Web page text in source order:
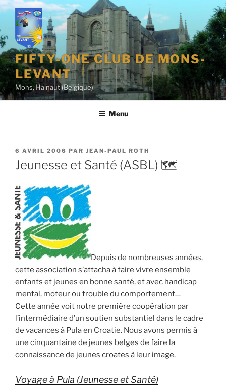
Aller
contenu
principal
FIFTY-ONE CLUB DE MONS-
LEVANT
Mons, Hainaut (Belgique)
Menu
PUBLIÉ
LE
6 AVRIL 2006 PAR JEAN-PAUL ROTH
Jeunesse et Santé (ASBL) 🗺
Depuis de nombreuses années,
cette association s’attacha à faire vivre ensemble
enfants et jeunes en bonne santé, et avec handicap
mental, moteur ou trouble du comportement…
Cette année voit notre première coopération par
l’intermédiaire d’un soutien substantiel dans le cadre
de vacances à Pula en Croatie. Nous avons permis à
une cinquantaine de jeunes belges de faire la
connaissance de jeunes croates à leur image.
Voyage à Pula (Jeunesse et Santé)